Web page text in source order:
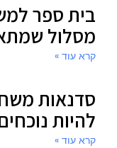
בית ספר
מסלול
קרא עוד »
סדנאות
להיות
קרא עוד »